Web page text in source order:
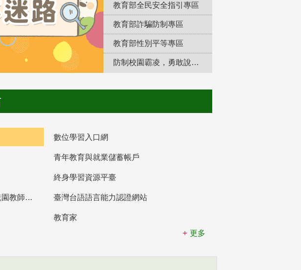
教育部全民安全指引專區
教育部詐騙防制專區
教育部性別平等專區
防制校園霸凌，勇敢說出來！
數位學習入口網
青年教育與就業儲蓄帳戶
終身學習資源平臺
教育部高中等以下學校及幼兒園教師資格檢定考試 臺灣台語語言能力認證網站
教育家
更多